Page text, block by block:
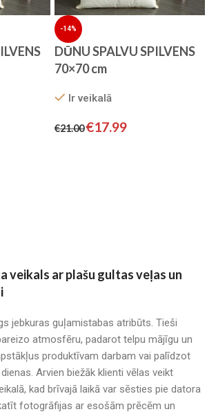
-14%
DŪNU SPALVU SPILVENS
70×70 cm
Ir veikalā
€21.00€17.99
veikals ar plašu gultas veļas un
jebkuras guļamistabas atribūts. Tieši
atmosfēru, padarot telpu mājīgu un
produktīvam darbam vai palīdzot
Arvien biežāk klienti vēlas veikt
kad brīvajā laikā var sēsties pie datora
fotogrāfijas ar esošām prēcēm un